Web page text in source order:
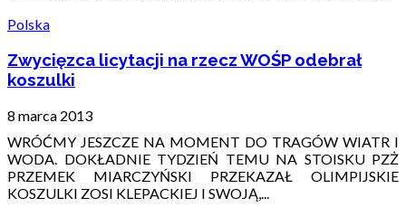
Polska
Zwycięzca licytacji na rzecz WOŚP odebrał
koszulki
8 marca 2013
WRÓĆMY JESZCZE NA MOMENT DO TRAGÓW WIATR I
WODA. DOKŁADNIE TYDZIEŃ TEMU NA STOISKU PZŻ
PRZEMEK MIARCZYŃSKI PRZEKAZAŁ OLIMPIJSKIE
KOSZULKI ZOSI KLEPACKIEJ I SWOJĄ,...